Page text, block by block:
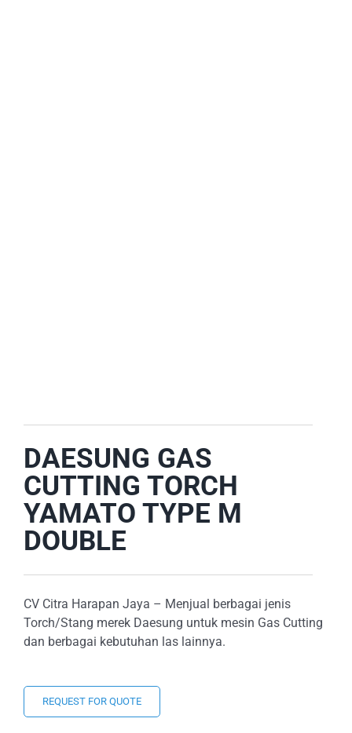
DAESUNG GAS
CUTTING TORCH
YAMATO TYPE M
DOUBLE
CV Citra Harapan Jaya – Menjual berbagai jenis
Torch/Stang merek Daesung untuk mesin Gas Cutting
dan berbagai kebutuhan las lainnya.
REQUEST FOR QUOTE